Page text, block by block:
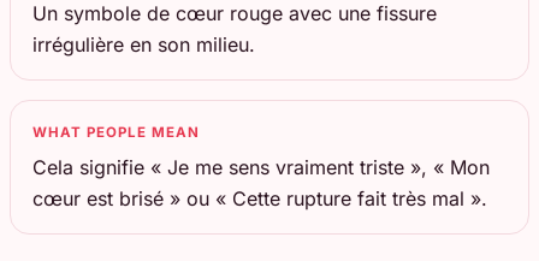
Un symbole de cœur rouge avec une fissure
irrégulière en son milieu.
WHAT PEOPLE MEAN
Cela signifie « Je me sens vraiment triste », « Mon
cœur est brisé » ou « Cette rupture fait très mal ».